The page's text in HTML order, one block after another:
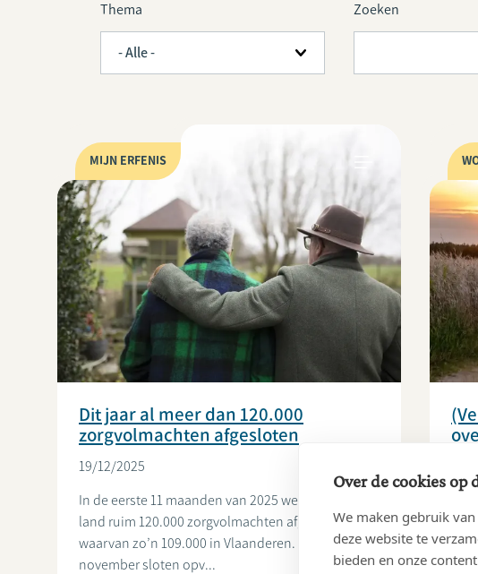
Thema Zoeken
MIJN ERFENIS
Dit jaar al meer dan 120.000
zorgvolmachten afgesloten
19/12/2025
In de eerste 11 maanden van 2025 werden er in ons
land ruim 120.000 zorgvolmachten afgesloten,
waarvan zo’n 109.000 in Vlaanderen. Vooral in
november sloten opv...
Over de cookies op
We maken gebruik
deze website te
bieden en onze